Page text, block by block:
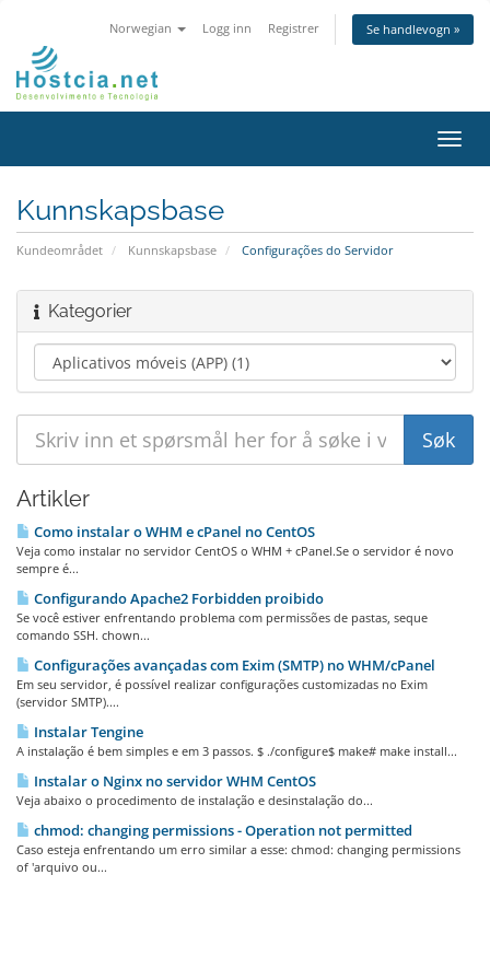
Norwegian Logg inn Registrer Se handlevogn »
Bytt
Kunnskapsbase
Kundeområdet Kunnskapsbase Configurações do Servidor
Kategorier
Artikler
Como instalar o WHM e cPanel no CentOS
Veja como instalar no servidor CentOS o WHM + cPanel.Se o servidor é novo
sempre é...
Configurando Apache2 Forbidden proibido
Se você estiver enfrentando problema com permissões de pastas, seque
comando SSH. chown...
Configurações avançadas com Exim (SMTP) no WHM/cPanel
Em seu servidor, é possível realizar configurações customizadas no Exim
(servidor SMTP)....
Instalar Tengine
A instalação é bem simples e em 3 passos. $ ./configure$ make# make install...
Instalar o Nginx no servidor WHM CentOS
Veja abaixo o procedimento de instalação e desinstalação do...
chmod: changing permissions - Operation not permitted
Caso esteja enfrentando um erro similar a esse: chmod: changing permissions
of 'arquivo ou...